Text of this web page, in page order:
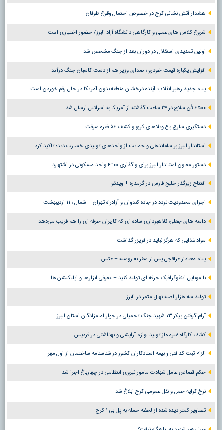
هشدار آتش نشانی کرج در خصوص احتمال وقوع طوفان
شروع کلاس های عملی و کارگاهی دانشگاه آزاد البرز/ حضور اختیاری است
اولین تمدیدی استقلال در دوران بعد از جنگ مشخص شد
افزایش یکباره قیمت خودرو ؛ صدای وزیر هم از دست کاسبان جنگ درآمد
پیام جدید رهبر انقلاب؛ آینده درخشان منطقه بدون آمریکا در حال رقم خوردن است
۶۵۰۰ تُن سلاح در ۲۴ ساعت گذشته از آمریکا به اسرائیل ارسال شد
دستگیری سارق باغ ویلاهای کرج و کشف ۵۶ فقره سرقت
استاندار البرز بر ساماندهی و حمایت از واحدهای تولیدی خسارت دیده تاکید کرد
دستور معاون استاندار البرز برای واگذاری ۴۳۰۰ واحد مسکونی در اشتهارد
افتتاح زیرگذر خلیج فارس در گرمدره + ویدئو
اجرای محدودیت تردد در جاده کندوان و آزادراه تهران – شمال ؛ ١١ اردیبهشت
دامنه های جعلی؛ کلاهبرداری ساده ای که کاربران حرفه ای را هم فریب می‌دهد
مواد غذایی که هرگز نباید در فریزر گذاشت
پیام معنادار عراقچی پس از سفر به روسیه + عکس
با موبایل اینفوگرافیک حرفه ای تولید کنید + معرفی ابزارها و اپلیکیشن ها
تولید سه هزار اصله نهال مثمر در البرز
آرام گرفتن پیکر ۷۳ شهید جنگ تحمیلی در جوار امامزادگان استان البرز
کشف کارگاه غیرمجاز تولید لوازم آرایشی و بهداشتی در فردیس
الزام ثبت کد فنی و بیمه استادکاران کشور در شناسنامه ساختمان از اول مهر
حکم قصاص عامل شهادت مامور نیروی انتظامی در چهارباغ اجرا شد
نرخ کرایه حمل و نقل عمومی کرج ابلاغ شد
تصاویر کمتر دیده شده از لحظه حمله به پل بی ۱ کرج